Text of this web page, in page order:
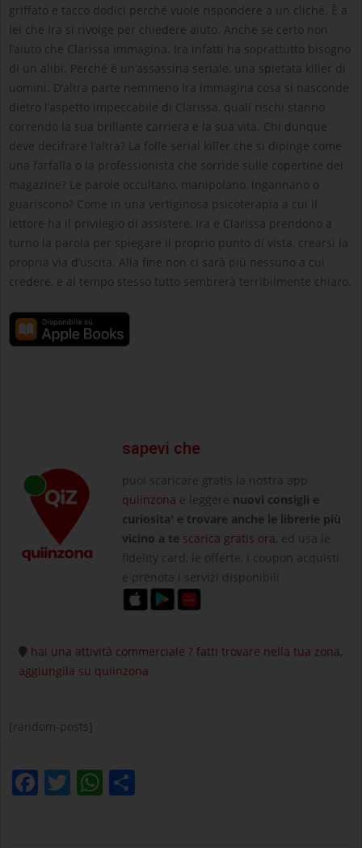
griffato e tacco dodici perché vuole rispondere a un cliché. È a
lei che Ira si rivolge per chiedere aiuto. Anche se certo non
l’aiuto che Clarissa immagina. Ira infatti ha soprattutto bisogno
di un alibi. Perché è un’assassina seriale, una spietata killer di
uomini. D’altra parte nemmeno Ira immagina cosa si nasconde
dietro l’aspetto impeccabile di Clarissa, quali rischi stanno
correndo la sua brillante carriera e la sua vita. Chi dunque
deve decifrare l’altra? La folle serial killer che si dipinge come
una farfalla o la professionista che sorride sulle copertine dei
magazine? Le parole occultano, manipolano, ingannano o
guariscono? Come in una vertiginosa psicoterapia a cui il
lettore ha il privilegio di assistere, Ira e Clarissa prendono a
turno la parola per spiegare il proprio punto di vista, crearsi la
propria via d’uscita. Alla fine non ci sarà più nessuno a cui
credere, e al tempo stesso tutto sembrerà terribilmente chiaro.
sapevi che
puoi scaricare gratis la nostra app
quiinzona e leggere nuovi consigli e
curiosita' e trovare anche le librerie più
vicino a te scarica gratis ora, ed usa le
fidelity card, le offerte, i coupon acquisti
e prenota i servizi disponibili
hai una attività commerciale ? fatti trovare nella tua zona,
aggiungila su quiinzona
[random-posts]
Facebook
TwitterWhatsApp